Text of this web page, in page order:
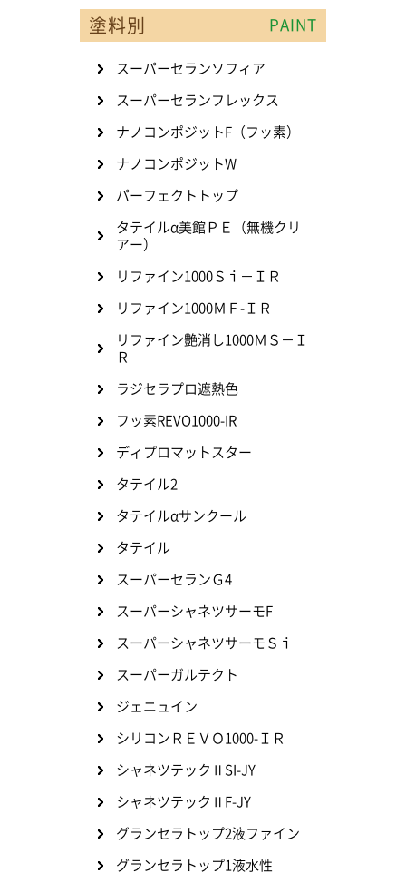
塗料別 PAINT
スーパーセランソフィア
スーパーセランフレックス
ナノコンポジットF（フッ素）
ナノコンポジットW
パーフェクトトップ
タテイルα美館ＰＥ（無機クリ
アー）
リファイン1000Ｓｉ－ＩＲ
リファイン1000ＭＦ-ＩＲ
リファイン艶消し1000ＭＳ－Ｉ
Ｒ
ラジセラプロ遮熱色
フッ素REVO1000-IR
ディプロマットスター
タテイル2
タテイルαサンクール
タテイル
スーパーセランＧ4
スーパーシャネツサーモF
スーパーシャネツサーモＳｉ
スーパーガルテクト
ジェニュイン
シリコンＲＥＶＯ1000-ＩＲ
シャネツテックⅡSI-JY
シャネツテックⅡF-JY
グランセラトップ2液ファイン
グランセラトップ1液水性